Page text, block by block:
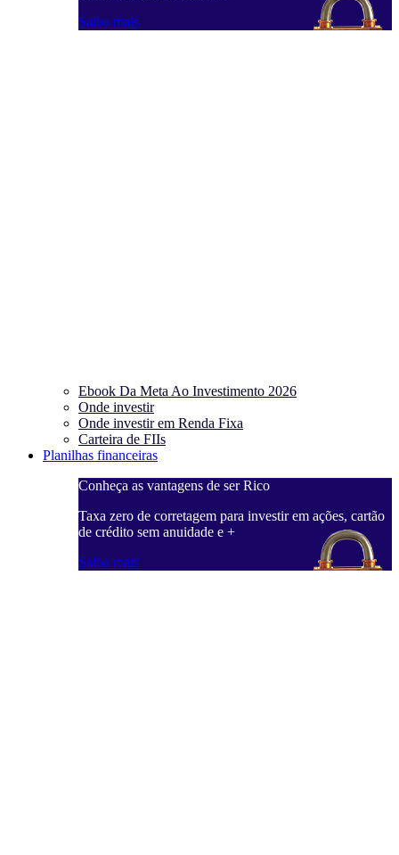
Saiba mais
Ebook Da Meta Ao Investimento 2026
Onde investir
Onde investir em Renda Fixa
Carteira de FIIs
Planilhas financeiras
Conheça as vantagens de ser Rico
Taxa zero de corretagem para investir em ações, cartão
de crédito sem anuidade e +
Saiba mais